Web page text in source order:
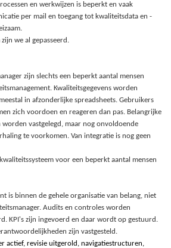
en werkwijzen is beperkt en vaak
per mail en toegang tot kwaliteitsdata en -
we al gepasseerd.
zijn slechts een beperkt aantal mensen
Kwaliteitsgegevens worden
in afzonderlijke spreadsheets. Gebruikers
zich voordoen en reageren dan pas. Belangrijke
vastgelegd, maar nog onvoldoende
te voorkomen. Van integratie is nog geen
voor een beperkt aantal mensen
is binnen de gehele organisatie van belang, niet
Audits en controles worden
KPI's zijn ingevoerd en daar wordt op gestuurd.
zijn vastgesteld.
actief, revisie uitgerold, navigatiestructuren,